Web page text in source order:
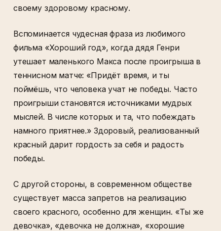
своему здоровому красному.
Вспоминается чудесная фраза из любимого
фильма «Хороший год», когда дядя Генри
утешает маленького Макса после проигрыша в
теннисном матче: «Придёт время, и ты
поймёшь, что человека учат не победы. Часто
проигрыши становятся источниками мудрых
мыслей. В числе которых и та, что побеждать
намного приятнее.» Здоровый, реализованный
красный дарит гордость за себя и радость
победы.
С другой стороны, в современном обществе
существует масса запретов на реализацию
своего красного, особенно для женщин. «Ты же
девочка», «девочка не должна», «хорошие